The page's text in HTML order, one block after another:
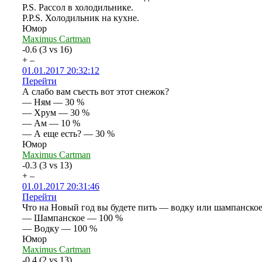
P.S. Рассол в холодильнике.
P.P.S. Холодильник на кухне.
Юмор
Maximus Cartman
-0.6 (3 vs 16)
+ –
01.01.2017 20:32:12
Перейти
А слабо вам съесть вот этот снежок?
— Ням — 30 %
— Хрум — 30 %
— Ам — 10 %
— А еще есть? — 30 %
Юмор
Maximus Cartman
-0.3 (3 vs 13)
+ –
01.01.2017 20:31:46
Перейти
Что на Новый год вы будете пить — водку или
— Шампанское — 100 %
— Водку — 100 %
Юмор
Maximus Cartman
-0.4 (2 vs 13)